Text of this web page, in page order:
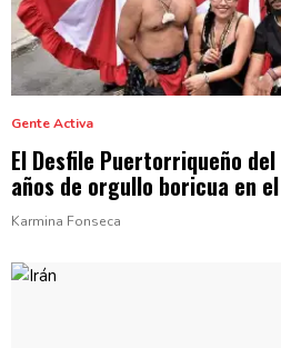
Gente Activa
El Desfile Puertorriqueño
años de orgullo boricua en el
Karmina Fonseca